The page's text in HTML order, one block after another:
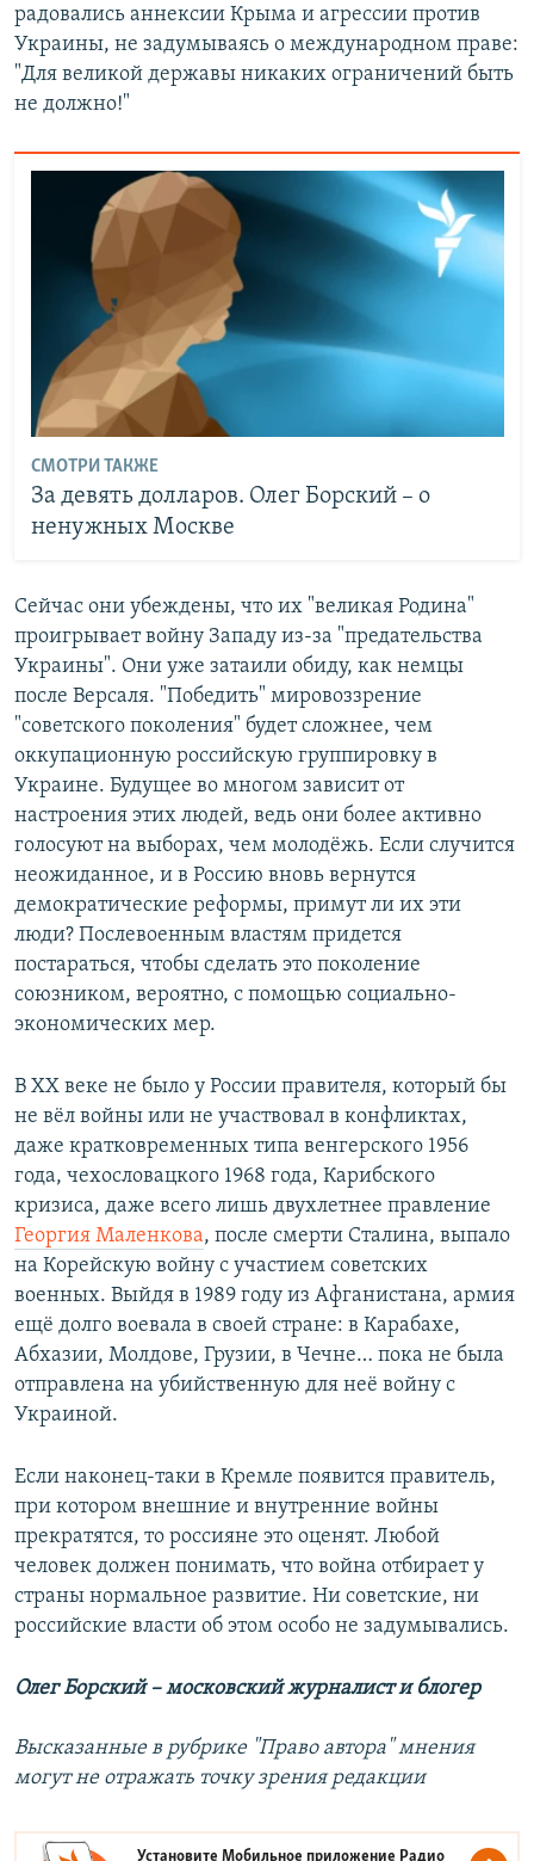
радовались аннексии Крыма и агрессии против
Украины, не задумываясь о международном праве:
"Для великой державы никаких ограничений быть
не должно!"
СМОТРИ ТАКЖЕ
За девять долларов. Олег Борский – о
ненужных Москве
Сейчас они убеждены, что их "великая Родина"
проигрывает войну Западу из-за "предательства
Украины". Они уже затаили обиду, как немцы
после Версаля. "Победить" мировоззрение
"советского поколения" будет сложнее, чем
оккупационную российскую группировку в
Украине. Будущее во многом зависит от
настроения этих людей, ведь они более активно
голосуют на выборах, чем молодёжь. Если случится
неожиданное, и в Россию вновь вернутся
демократические реформы, примут ли их эти
люди? Послевоенным властям придется
постараться, чтобы сделать это поколение
союзником, вероятно, с помощью социально-
экономических мер.
В XX веке не было у России правителя, который бы
не вёл войны или не участвовал в конфликтах,
даже кратковременных типа венгерского 1956
года, чехословацкого 1968 года, Карибского
кризиса, даже всего лишь двухлетнее правление
Георгия Маленкова, после смерти Сталина, выпало
на Корейскую войну с участием советских
военных. Выйдя в 1989 году из Афганистана, армия
ещё долго воевала в своей стране: в Карабахе,
Абхазии, Молдове, Грузии, в Чечне… пока не была
отправлена на убийственную для неё войну с
Украиной.
Если наконец-таки в Кремле появится правитель,
при котором внешние и внутренние войны
прекратятся, то россияне это оценят. Любой
человек должен понимать, что война отбирает у
страны нормальное развитие. Ни советские, ни
российские власти об этом особо не задумывались.
Олег Борский – московский журналист и блогер
Высказанные в рубрике "Право автора" мнения
могут не отражать точку зрения редакции
Установите Мобильное приложение Радио